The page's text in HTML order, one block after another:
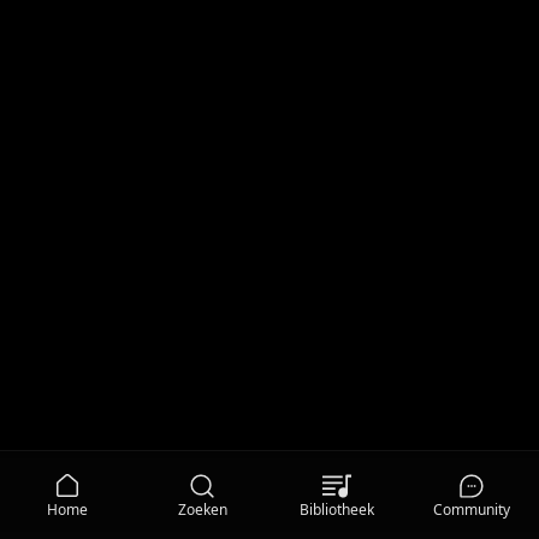
Home Zoeken Bibliotheek Community